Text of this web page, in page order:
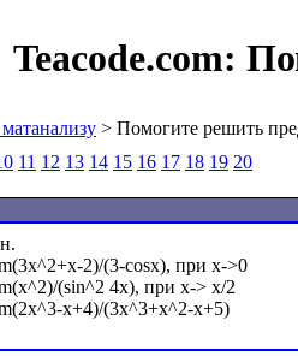
Teacode.com:
> Помогите решить
11 12 13 14 15 16 17 18 19 20
2)/(3-cosx), при x->0
(sin^2 4x), при x-> x/2